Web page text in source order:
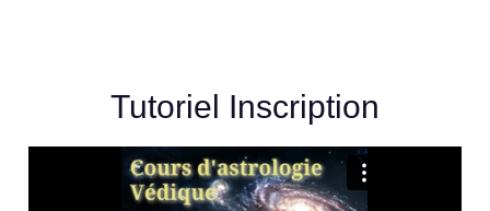
Tutoriel Inscription